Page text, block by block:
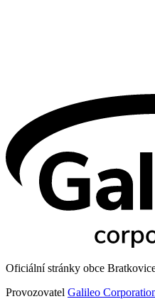
Oficiální stránky obce
Provozovatel Galileo